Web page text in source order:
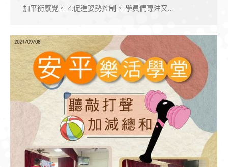
加平衡感覺。 4.促進姿勢控制。 學員們專注又…